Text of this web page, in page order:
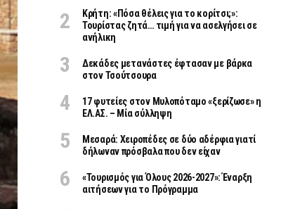
Κρήτη: «Πόσα θέλεις για το κορίτσι;»:
Τουρίστας ζητά… τιμή για να ασελγήσει σε
ανήλικη
Δεκάδες μετανάστες έφτασαν με βάρκα
στον Τσούτσουρα
17 φυτείες στον Μυλοπόταμο «ξερίζωσε» η
ΕΛ.ΑΣ. – Μία σύλληψη
Μεσαρά: Χειροπέδες σε δύο αδέρφια γιατί
δήλωναν πρόσβαλα που δεν είχαν
«Τουρισμός για Όλους 2026-2027»: Έναρξη
αιτήσεων για το Πρόγραμμα